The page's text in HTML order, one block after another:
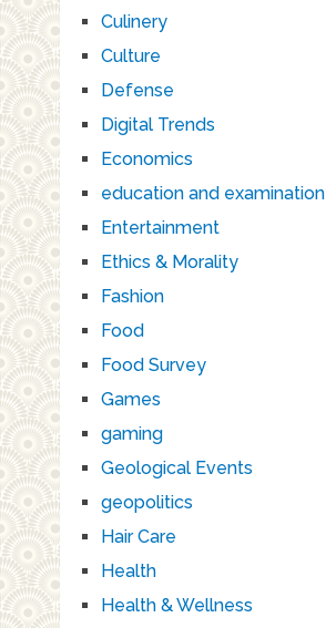
Culinery
Culture
Defense
Digital Trends
Economics
education and examination
Entertainment
Ethics & Morality
Fashion
Food
Food Survey
Games
gaming
Geological Events
geopolitics
Hair Care
Health
Health & Wellness